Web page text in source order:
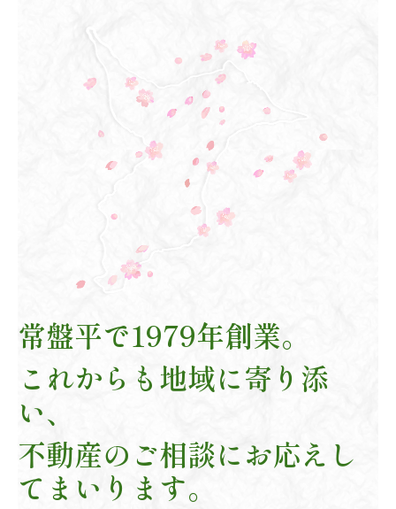
常盤平で1979年創業。
これからも地域に寄り添
い、
不動産のご相談にお応えし
てまいります。